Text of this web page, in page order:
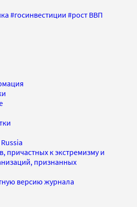
#госинвестиции #рост ВВП
причастных к экстремизму и
признанных
версию журнала